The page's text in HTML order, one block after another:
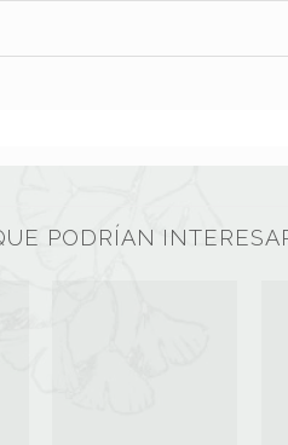
PODRÍAN